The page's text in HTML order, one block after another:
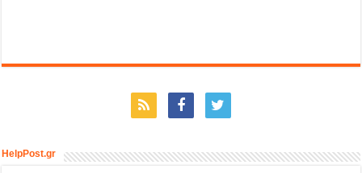
HelpPost.gr